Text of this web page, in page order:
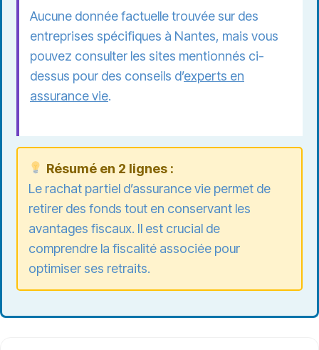
Aucune donnée factuelle trouvée sur des
entreprises spécifiques à Nantes, mais vous
pouvez consulter les sites mentionnés ci-
dessus pour des conseils d’experts en
assurance vie.
Résumé en 2 lignes :
Le rachat partiel d’assurance vie permet de
retirer des fonds tout en conservant les
avantages fiscaux. Il est crucial de
comprendre la fiscalité associée pour
optimiser ses retraits.